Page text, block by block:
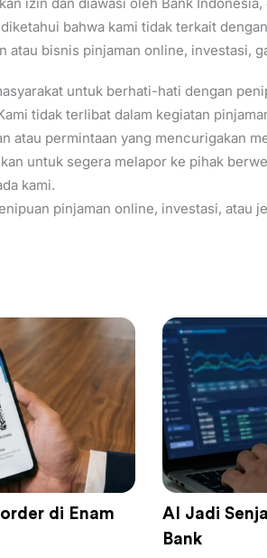
bahwa kami tidak terkait
atau bisnis pinjaman online, investasi,
untuk berhati-hati dengan
tidak terlibat dalam kegiatan
atau permintaan yang mencurigakan
untuk segera melapor ke pihak
kami.
pinjaman online, investasi, atau
di Enam
AI Jadi
Bank